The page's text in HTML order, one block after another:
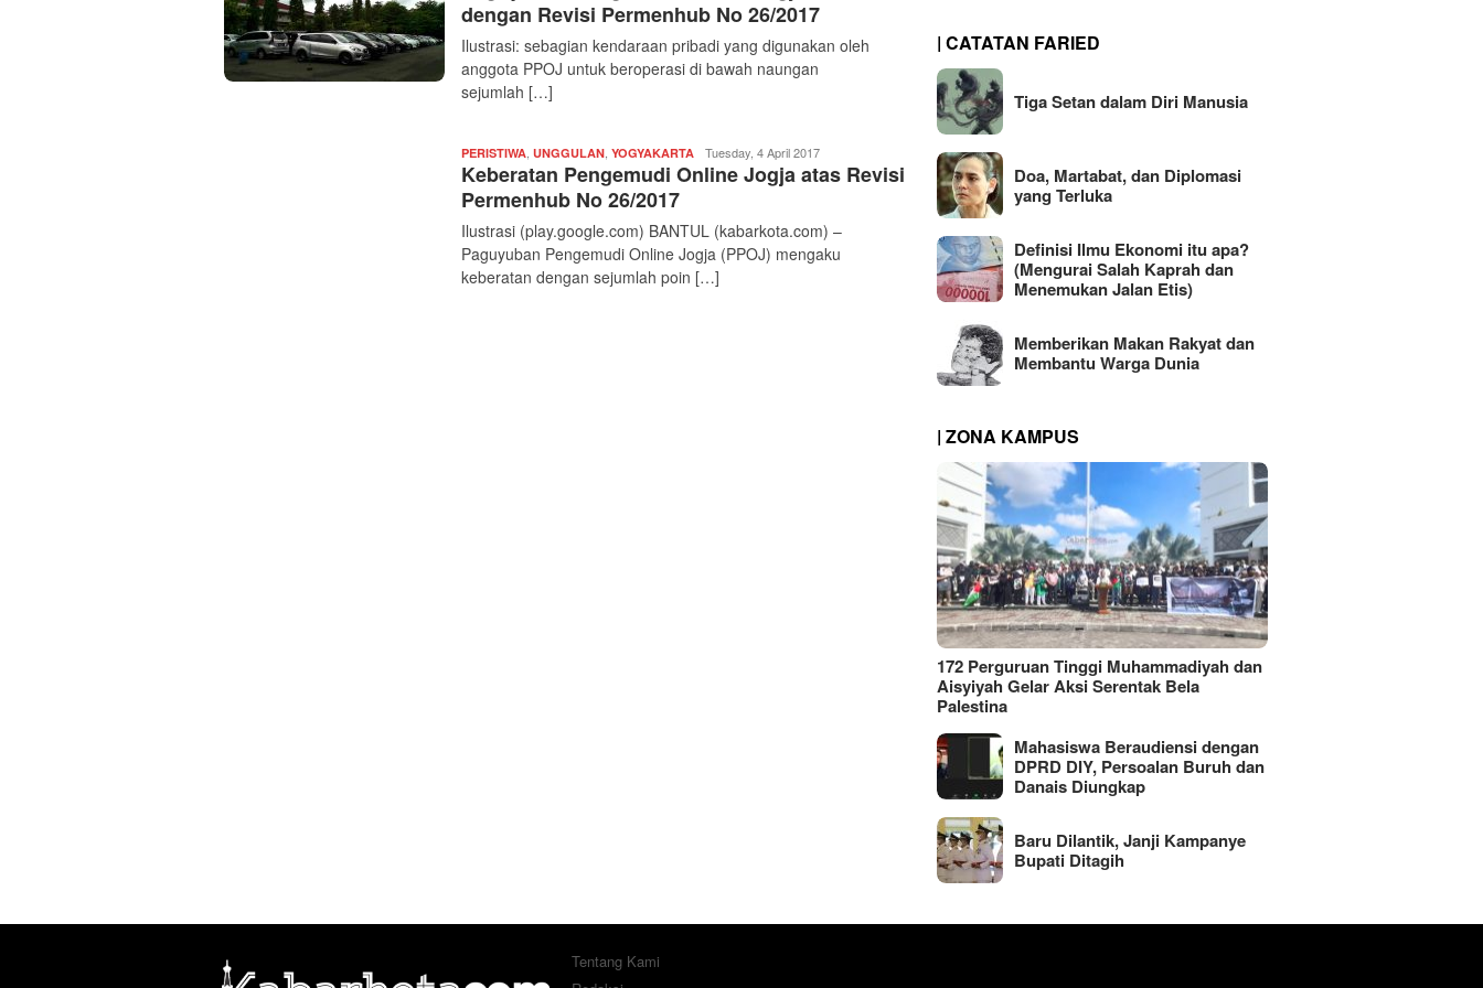
dengan Revisi Permenhub No 26/2017
Ilustrasi: sebagian kendaraan pribadi yang digunakan oleh
anggota PPOJ untuk beroperasi di bawah naungan
sejumlah […]
PERISTIWA UNGGULAN YOGYAKARTA Redaksi
|
kabarkota
Tuesday, 4 April 2017
Keberatan Pengemudi Online Jogja atas Revisi
Permenhub No 26/2017
Ilustrasi (play.google.com) BANTUL (kabarkota.com) –
Paguyuban Pengemudi Online Jogja (PPOJ) mengaku
keberatan dengan sejumlah poin […]
| CATATAN FARIED
Tiga Setan dalam Diri Manusia
Doa, Martabat, dan Diplomasi
yang Terluka
Definisi Ilmu Ekonomi itu apa?
(Mengurai Salah Kaprah dan
Menemukan Jalan Etis)
Memberikan Makan Rakyat dan
Membantu Warga Dunia
| ZONA KAMPUS
172 Perguruan Tinggi Muhammadiyah dan
Aisyiyah Gelar Aksi Serentak Bela
Palestina
Mahasiswa Beraudiensi dengan
DPRD DIY, Persoalan Buruh dan
Danais Diungkap
Baru Dilantik, Janji Kampanye
Bupati Ditagih
Tentang Kami